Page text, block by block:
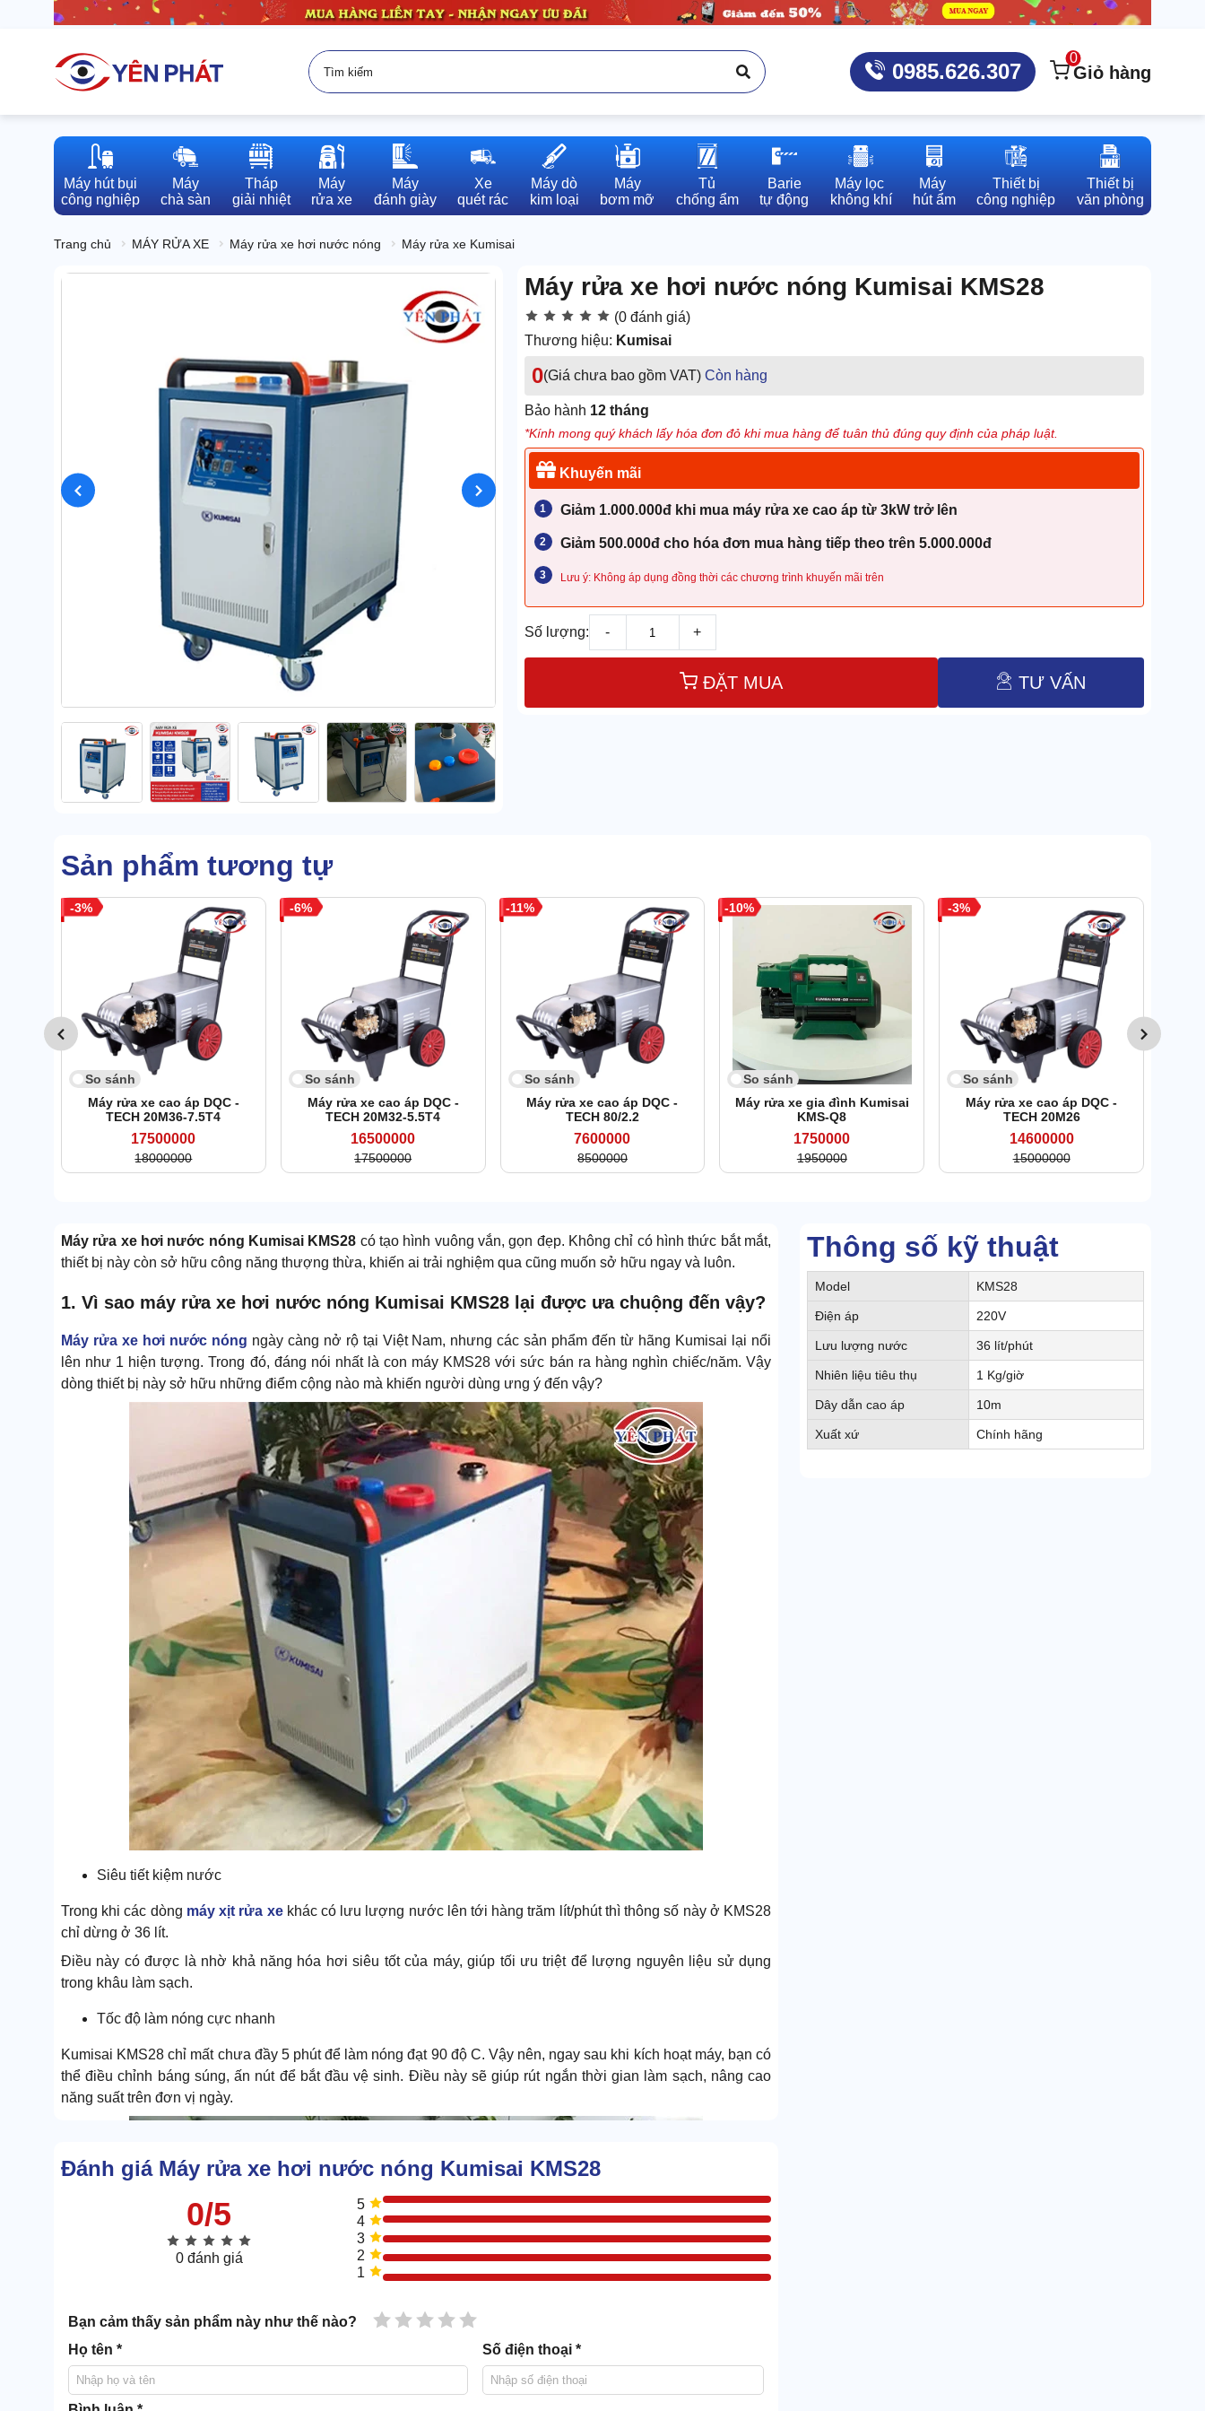
0985.626.307
0
Giỏ hàng
Máy hút bụi
công nghiệp
Máy
chà sàn
Tháp
giải nhiệt
Máy
rửa xe
Máy
đánh giày
Xe
quét rác
Máy dò
kim loại
Máy
bơm mỡ
Tủ
chống ẩm
Barie
tự động
Máy lọc
không khí
Máy
hút ẩm
Thiết bị
công nghiệp
Thiết bị
văn phòng
Trang chủ MÁY RỬA XE Máy rửa xe hơi nước nóng Máy rửa xe Kumisai
Máy rửa xe hơi nước nóng Kumisai KMS28
(0 đánh giá)
Thương hiệu: Kumisai
0(Giá chưa bao gồm VAT) Còn hàng
Bảo hành 12 tháng
*Kính mong quý khách lấy hóa đơn đỏ khi mua hàng để tuân thủ đúng quy định của pháp luật.
Khuyến mãi
Giảm 1.000.000đ khi mua máy rửa xe cao áp từ 3kW trở lên
Giảm 500.000đ cho hóa đơn mua hàng tiếp theo trên 5.000.000đ
Lưu ý: Không áp dụng đồng thời các chương trình khuyến mãi trên
Số lượng: - +
ĐẶT MUA TƯ VẤN
Sản phẩm tương tự
3
So sánh
Máy rửa xe cao áp DQC -
TECH 20M36-7.5T4
17500000
18000000
6
So sánh
Máy rửa xe cao áp DQC -
TECH 20M32-5.5T4
16500000
17500000
11
So sánh
Máy rửa xe cao áp DQC -
TECH 80/2.2
7600000
8500000
10
So sánh
Máy rửa xe gia đình Kumisai
KMS-Q8
1750000
1950000
3
So sánh
Máy rửa xe cao áp DQC -
TECH 20M26
14600000
15000000
Thông số kỹ thuật
Model KMS28
Điện áp 220V
Lưu lượng nước 36 lít/phút
Nhiên liệu tiêu thụ 1 Kg/giờ
Dây dẫn cao áp 10m
Xuất xứ Chính hãng
Máy rửa xe hơi nước nóng Kumisai KMS28 có tạo hình vuông vắn, gọn đẹp. Không chỉ có hình thức bắt mắt,
thiết bị này còn sở hữu công năng thượng thừa, khiến ai trải nghiệm qua cũng muốn sở hữu ngay và luôn.
1. Vì sao máy rửa xe hơi nước nóng Kumisai KMS28 lại được ưa chuộng đến vậy?
Máy rửa xe hơi nước nóng ngày càng nở rộ tại Việt Nam, nhưng các sản phẩm đến từ hãng Kumisai lại nổi
lên như 1 hiện tượng. Trong đó, đáng nói nhất là con máy KMS28 với sức bán ra hàng nghìn chiếc/năm. Vậy
dòng thiết bị này sở hữu những điểm cộng nào mà khiến người dùng ưng ý đến vậy?
Siêu tiết kiệm nước
Trong khi các dòng máy xịt rửa xekhác có lưu lượng nước lên tới hàng trăm lít/phút thì thông số này ở KMS28
chỉ dừng ở 36 lít.
Điều này có được là nhờ khả năng hóa hơi siêu tốt của máy, giúp tối ưu triệt để lượng nguyên liệu sử dụng
trong khâu làm sạch.
Tốc độ làm nóng cực nhanh
Kumisai KMS28 chỉ mất chưa đầy 5 phút để làm nóng đạt 90 độ C. Vậy nên, ngay sau khi kích hoạt máy, bạn có
thể điều chỉnh báng súng, ấn nút để bắt đầu vệ sinh. Điều này sẽ giúp rút ngắn thời gian làm sạch, nâng cao
năng suất trên đơn vị ngày.
Đánh giá Máy rửa xe hơi nước nóng Kumisai KMS28
0/5
0 đánh giá
5
4
3
2
1
Bạn cảm thấy sản phẩm này như thế nào? 5 sao
4 sao
3 sao
2 sao
1 sao
Họ tên * Số điện thoại *